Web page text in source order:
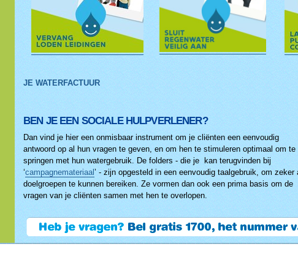
JE WATERFACTUUR
BEN JE EEN SOCIALE HULPVERLENER?
Dan vind je hier een onmisbaar instrument om je cliënten een eenvoudig
antwoord op al hun vragen te geven, en om hen te stimuleren optimaal om te
springen met hun watergebruik. De folders - die je kan terugvinden bij
‘campagnemateriaal ’ - zijn opgesteld in een eenvoudig taalgebruik, om zeker
doelgroepen te kunnen bereiken. Ze vormen dan ook een prima basis om de
vragen van je cliënten samen met hen te overlopen.